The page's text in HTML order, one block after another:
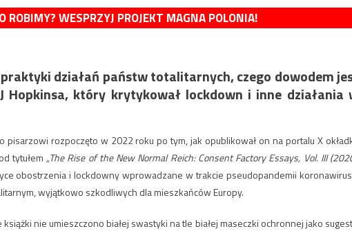
ROBIMY? WESPRZYJ PROJEKT MAGNA POLONIA!
działań państw totalitarnych, czego dowodem
Hopkinsa, który krytykował lockdown i inne działania
rozpoczęto w 2022 roku po tym, jak opublikował on na portalu X
tytułem „The Rise of the New Normal Reich: Consent Factory Essays, Vol. III
obostrzenia i lockdowny wprowadzane w trakcie pseudopandemii
wyjątkowo szkodliwych dla mieszkańców Europy.
nie umieszczono białej swastyki na tle białej maseczki ochronnej jako